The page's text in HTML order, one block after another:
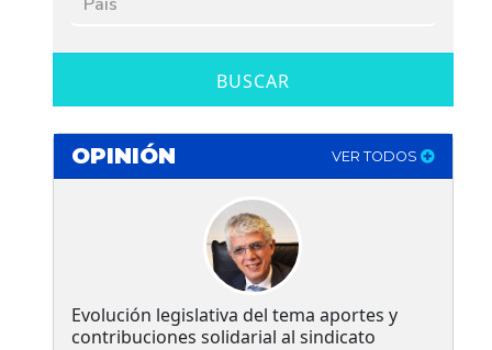
BUSCAR
OPINIÓN VER TODOS
Evolución legislativa del tema aportes y
contribuciones solidarial al sindicato